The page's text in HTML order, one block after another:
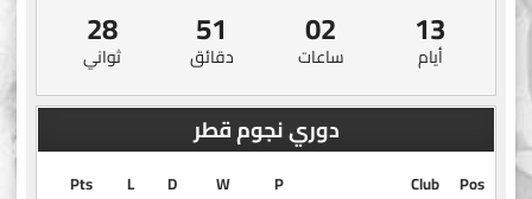
13
أيام
02
ساعات
51
دقائق
28
ثواني
دوري نجوم قطر
Pos
Club
P
W
D
L
Pts